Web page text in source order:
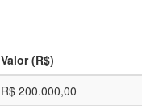
Valor (R$)
R$ 200.000,00